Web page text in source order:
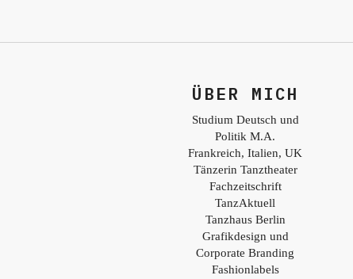
ÜBER MICH
Studium Deutsch und
Politik M.A.
Frankreich, Italien, UK
Tänzerin Tanztheater
Fachzeitschrift
TanzAktuell
Tanzhaus Berlin
Grafikdesign und
Corporate Branding
Fashionlabels